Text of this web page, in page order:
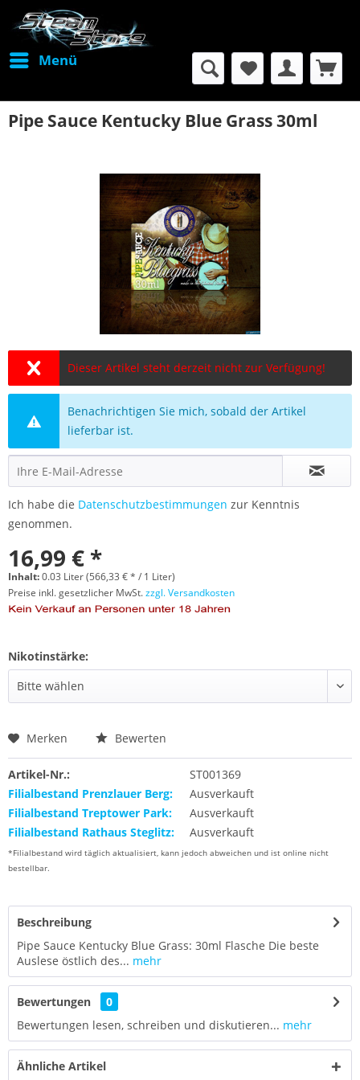
Menü
Pipe Sauce Kentucky Blue Grass 30ml
Dieser Artikel steht derzeit nicht zur Verfügung!
Benachrichtigen Sie mich, sobald der Artikel
lieferbar ist.
Ich habe die Datenschutzbestimmungen zur Kenntnis
genommen.
16,99 € *
Inhalt:0.03 Liter (566,33 € * / 1 Liter)
Preise inkl. gesetzlicher MwSt.zzgl. Versandkosten
Nikotinstärke:
Merken Bewerten
Artikel-Nr.:
ST001369
Filialbestand Prenzlauer Berg:
Ausverkauft
Filialbestand Treptower Park:
Ausverkauft
Filialbestand Rathaus Steglitz:
Ausverkauft
*Filialbestand wird täglich aktualisiert, kann jedoch abweichen und ist online nicht
bestellbar.
Beschreibung
Pipe Sauce Kentucky Blue Grass: 30ml Flasche Die beste
Auslese östlich des... mehr
Bewertungen
0
Bewertungen lesen, schreiben und diskutieren... mehr
Ähnliche Artikel